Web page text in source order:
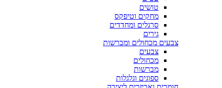
טושים
מחקים וטיפקס
סרגלים ומחדדים
גירים
צבעים מכחולים ומברשות
צבעים
מכחולים
מברשות
ספוגים וגלגלות